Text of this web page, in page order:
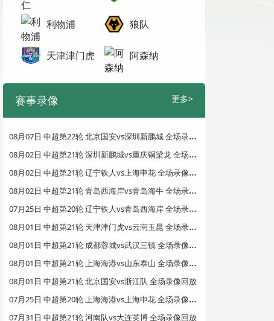
利物浦 狼队
天津津门虎 阿森纳
赛事录像 更多>
0
8月07日 中超第22轮 北京国安vs深圳新鹏城 全场录像回放
0
8月02日 中超第21轮 深圳新鹏城vs重庆铜梁龙 全场录像回放
0
8月02日 中超第21轮 辽宁铁人vs上海申花 全场录像回放
0
8月02日 中超第21轮 青岛西海岸vs青岛海牛 全场录像回放
0
7月25日 中超第20轮 辽宁铁人vs青岛西海岸 全场录像回放
0
8月01日 中超第21轮 天津津门虎vs云南玉昆 全场录像回放
0
8月01日 中超第21轮 成都蓉城vs武汉三镇 全场录像回放
0
8月01日 中超第21轮 上海海港vs山东泰山 全场录像回放
08月01日 中超第21轮 北京国安vs浙江队 全场录像回放
0
7月25日 中超第20轮 上海海港vs上海申花 全场录像回放
07月31日 中超第21轮 河南队vs大连英博 全场录像回放